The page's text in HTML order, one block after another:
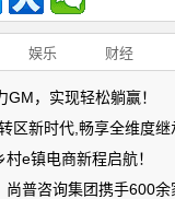
娱乐 财经
，实现轻松躺赢！
区新时代,畅享全维度继
e镇电商新程启航！
普咨询集团携手600余